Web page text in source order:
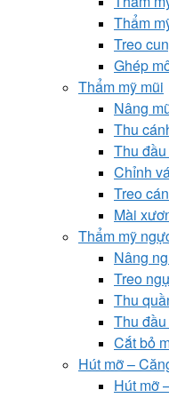
Thẩm
Treo
Ghép
Thẩm mỹ mũi
Nâng
Thu
Thu
Chỉnh
Treo
Mài
Thẩm mỹ
Nâng
Treo
Thu
Thu đầu
Cắt bỏ
Hút mỡ –
Hút mỡ